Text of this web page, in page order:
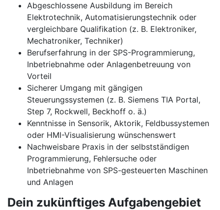
Abgeschlossene Ausbildung im Bereich
Elektrotechnik, Automatisierungstechnik oder
vergleichbare Qualifikation (z. B. Elektroniker,
Mechatroniker, Techniker)
Berufserfahrung in der SPS-Programmierung,
Inbetriebnahme oder Anlagenbetreuung von
Vorteil
Sicherer Umgang mit gängigen
Steuerungssystemen (z. B. Siemens TIA Portal,
Step 7, Rockwell, Beckhoff o. ä.)
Kenntnisse in Sensorik, Aktorik, Feldbussystemen
oder HMI-Visualisierung wünschenswert
Nachweisbare Praxis in der selbstständigen
Programmierung, Fehlersuche oder
Inbetriebnahme von SPS-gesteuerten Maschinen
und Anlagen
Dein zukünftiges Aufgabengebiet